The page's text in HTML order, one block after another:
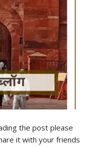
the post please
it with your friends